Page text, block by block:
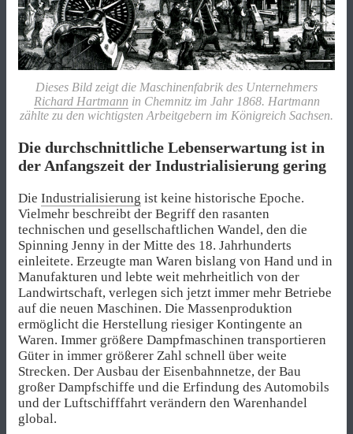
Dieses Bild zeigt die Maschinenfabrik des Unternehmers
Richard Hartmann in Chemnitz im Jahr 1868. Hartmann
zählte zu den wichtigsten Arbeitgebern im Königreich Sachsen.
Die durchschnittliche Lebenserwartung ist in
der Anfangszeit der Industrialisierung gering
Die Industrialisierung ist keine historische Epoche.
Vielmehr beschreibt der Begriff den rasanten
technischen und gesellschaftlichen Wandel, den die
Spinning Jenny in der Mitte des 18. Jahrhunderts
einleitete. Erzeugte man Waren bislang von Hand und in
Manufakturen und lebte weit mehrheitlich von der
Landwirtschaft, verlegen sich jetzt immer mehr Betriebe
auf die neuen Maschinen. Die Massenproduktion
ermöglicht die Herstellung riesiger Kontingente an
Waren. Immer größere Dampfmaschinen transportieren
Güter in immer größerer Zahl schnell über weite
Strecken. Der Ausbau der Eisenbahnnetze, der Bau
großer Dampfschiffe und die Erfindung des Automobils
und der Luftschifffahrt verändern den Warenhandel
global.